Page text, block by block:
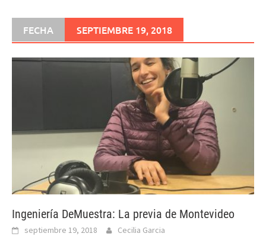
FECHA SEPTIEMBRE 19, 2018
Ingeniería DeMuestra: La previa de Montevideo
septiembre 19, 2018 Cecilia Garcia